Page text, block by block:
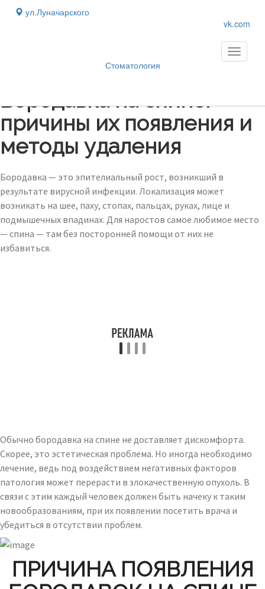
ул.Луначарского
vk.com
Стоматология
Toggle
Бородавка на спине:
причины их появления и
методы удаления
Бородавка — это эпителиальный рост, возникший в
результате вирусной инфекции. Локализация может
возникать на шее, паху, стопах, пальцах, руках, лице и
подмышечных впадинах. Для наростов самое любимое место
— спина — там без посторонней помощи от них не
избавиться.
Обычно бородавка на спине не доставляет дискомфорта.
Скорее, это эстетическая проблема. Но иногда необходимо
лечение, ведь под воздействием негативных факторов
патология может перерасти в злокачественную опухоль. В
связи с этим каждый человек должен быть начеку к таким
новообразованиям, при их появлении посетить врача и
убедиться в отсутствии проблем.
ПРИЧИНА ПОЯВЛЕНИЯ